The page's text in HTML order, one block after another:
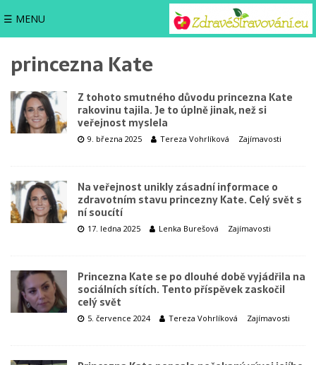
☰ MENU
princezna Kate
Z tohoto smutného důvodu princezna Kate
rakovinu tajila. Je to úplně jinak, než si
veřejnost myslela
9. března 2025 Tereza Vohrlíková Zajímavosti
Na veřejnost unikly zásadní informace o
zdravotním stavu princezny Kate. Celý svět s
ní soucítí
17. ledna 2025 Lenka Burešová Zajímavosti
Princezna Kate se po dlouhé době vyjádřila na
sociálních sítích. Tento příspěvek zaskočil
celý svět
5. července 2024 Tereza Vohrlíková Zajímavosti